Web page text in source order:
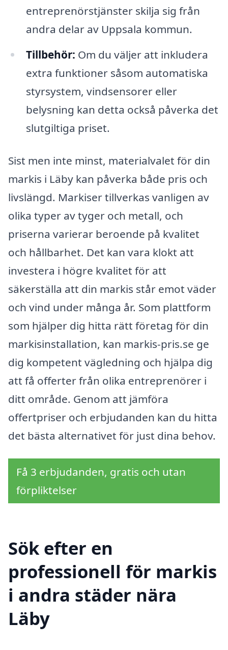
entreprenörstjänster skilja sig från
andra delar av Uppsala kommun.
Tillbehör: Om du väljer att inkludera
extra funktioner såsom automatiska
styrsystem, vindsensorer eller
belysning kan detta också påverka det
slutgiltiga priset.
Sist men inte minst, materialvalet för din
markis i Läby kan påverka både pris och
livslängd. Markiser tillverkas vanligen av
olika typer av tyger och metall, och
priserna varierar beroende på kvalitet
och hållbarhet. Det kan vara klokt att
investera i högre kvalitet för att
säkerställa att din markis står emot väder
och vind under många år. Som plattform
som hjälper dig hitta rätt företag för din
markisinstallation, kan markis-pris.se ge
dig kompetent vägledning och hjälpa dig
att få offerter från olika entreprenörer i
ditt område. Genom att jämföra
offertpriser och erbjudanden kan du hitta
det bästa alternativet för just dina behov.
Få 3 erbjudanden, gratis och utan
förpliktelser
Sök efter en
professionell för markis
i andra städer nära
Läby